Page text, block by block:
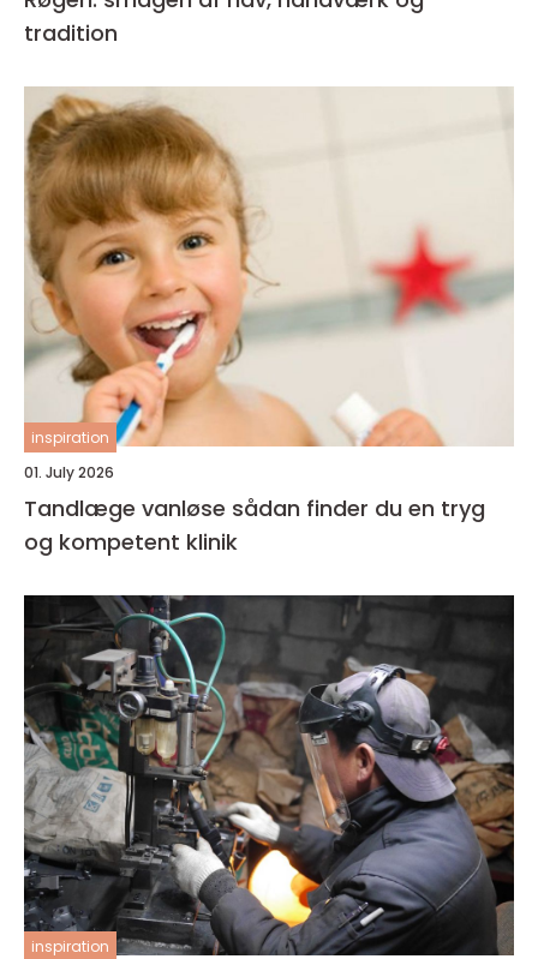
tradition
inspiration
01. July 2026
Tandlæge vanløse sådan finder du en tryg
og kompetent klinik
inspiration